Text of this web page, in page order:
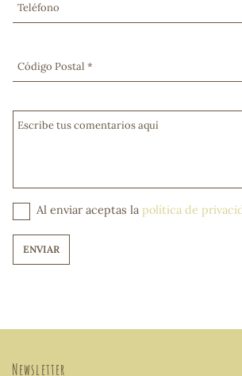
Teléfono
Código Postal *
Escribe tus comentarios aquí
Al enviar aceptas la política de
ENVIAR
Newsletter